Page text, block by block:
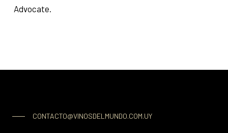
Advocate.
CONTACTO@VINOSDELMUNDO.COM.UY